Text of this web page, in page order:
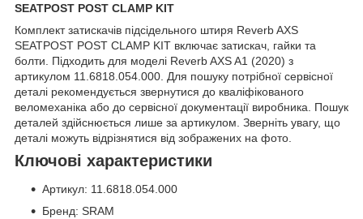
SEATPOST POST CLAMP KIT
Комплект затискачів підсідельного штиря Reverb AXS
SEATPOST POST CLAMP KIT включає затискач, гайки та
болти. Підходить для моделі Reverb AXS A1 (2020) з
артикулом 11.6818.054.000. Для пошуку потрібної сервісної
деталі рекомендується звернутися до кваліфікованого
веломеханіка або до сервісної документації виробника. Пошук
деталей здійснюється лише за артикулом. Зверніть увагу, що
деталі можуть відрізнятися від зображених на фото.
Ключові характеристики
Артикул: 11.6818.054.000
Бренд: SRAM